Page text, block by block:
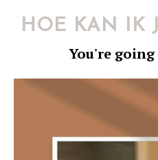
HOE KAN IK
You're